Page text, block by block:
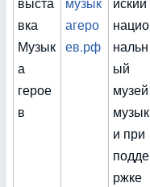
вка
Музык
а
герое
в
агеро
ев.рф
нацио
нальн
ый
музей
музык
и при
подде
ржке